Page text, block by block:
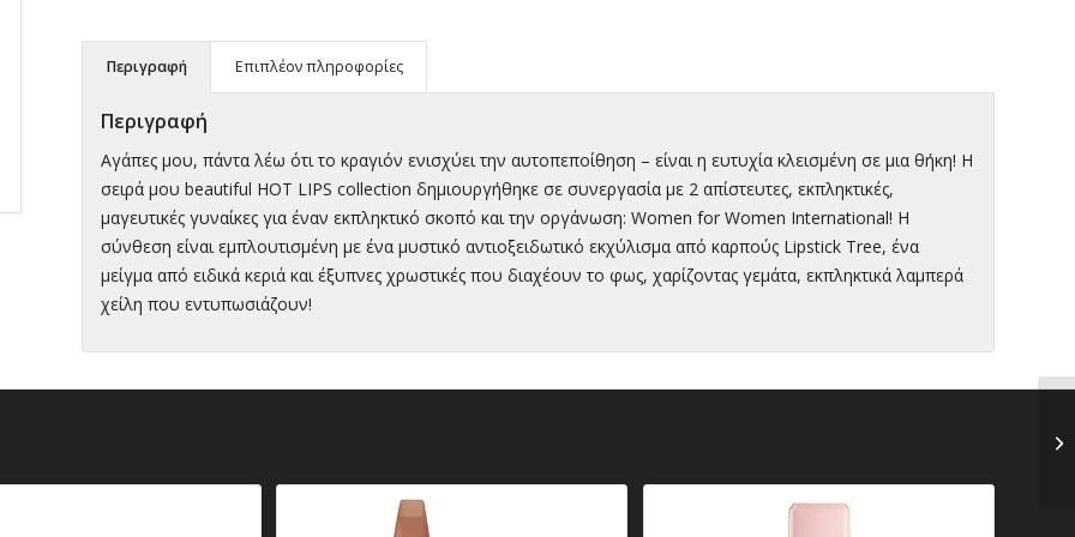
Περιγραφή Επιπλέον πληροφορίες
Περιγραφή
Αγάπες μου, πάντα λέω ότι το κραγιόν ενισχύει την αυτοπεποίθηση – είναι η ευτυχία κλεισμένη σε μια θήκη! Η
σειρά μου beautiful HOT LIPS collection δημιουργήθηκε σε συνεργασία με 2 απίστευτες, εκπληκτικές,
μαγευτικές γυναίκες για έναν εκπληκτικό σκοπό και την οργάνωση: Women for Women International! Η
σύνθεση είναι εμπλουτισμένη με ένα μυστικό αντιοξειδωτικό εκχύλισμα από καρπούς Lipstick Tree, ένα
μείγμα από ειδικά κεριά και έξυπνες χρωστικές που διαχέουν το φως, χαρίζοντας γεμάτα, εκπληκτικά λαμπερά
χείλη που εντυπωσιάζουν!